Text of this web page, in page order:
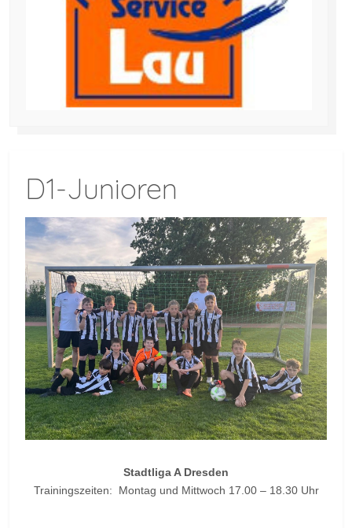
D1-Junioren
Stadtliga A Dresden
Trainingszeiten: Montag und Mittwoch 17.00 – 18.30 Uhr